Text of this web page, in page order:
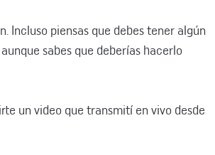
Incluso piensas que debes tener algún
sabes que deberías hacerlo
un video que transmití en vivo desde